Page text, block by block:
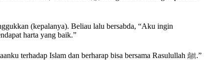
(kepalanya). Beliau lalu bersabda, “Aku ingin
harta yang baik.”
Saya berkata, “Wahai Rasulullah, saya tidaklah memeluk Islam lantaran ingin mendapatkan harta, akan tetapi saya memeluk Islam karena kecintaanku terhadap Islam dan berharap bisa bersama Rasulullah ﷺ.”